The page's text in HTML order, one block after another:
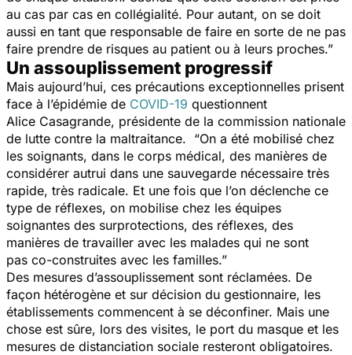
au cas par cas en collégialité. Pour autant, on se doit
aussi en tant que responsable de faire en sorte de ne pas
faire prendre de risques au patient ou à leurs proches.”
Un assouplissement progressif
Mais aujourd’hui, ces précautions exceptionnelles prisent
face à l’épidémie de COVID-19 questionnent
Alice Casagrande, présidente de la commission nationale
de lutte contre la maltraitance. “On a été mobilisé chez
les soignants, dans le corps médical, des manières de
considérer autrui dans une sauvegarde nécessaire très
rapide, très radicale. Et une fois que l’on déclenche ce
type de réflexes, on mobilise chez les équipes
soignantes des surprotections, des réflexes, des
manières de travailler avec les malades qui ne sont
pas co-construites avec les familles.”
Des mesures d’assouplissement sont réclamées. De
façon hétérogène et sur décision du gestionnaire, les
établissements commencent à se déconfiner. Mais une
chose est sûre, lors des visites, le port du masque et les
mesures de distanciation sociale resteront obligatoires.